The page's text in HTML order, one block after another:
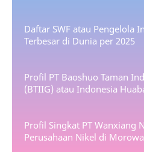
Daftar SWF atau Pengelola
Terbesar di Dunia per 2025
Profil PT Baoshuo Taman
(BTIIG) atau Indonesia
Profil Singkat PT Wanxiang
Perusahaan Nikel di